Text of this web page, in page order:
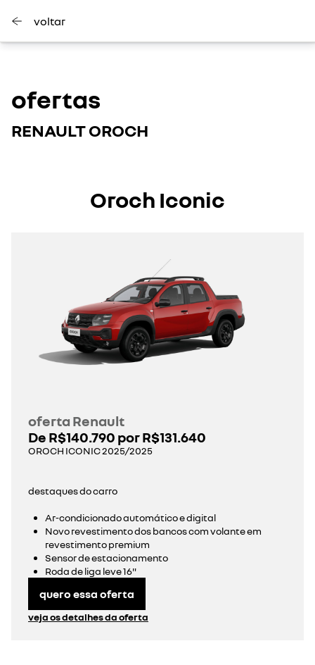
voltar
ofertas
RENAULT OROCH
Oroch Iconic
oferta Renault
De R$140.790 por R$131.640
OROCH ICONIC 2025/2025
destaques do carro
Ar-condicionado automático e digital
Novo revestimento dos bancos com volante em
revestimento premium
Sensor de estacionamento
Roda de liga leve 16"
quero essa oferta
veja os detalhes da oferta